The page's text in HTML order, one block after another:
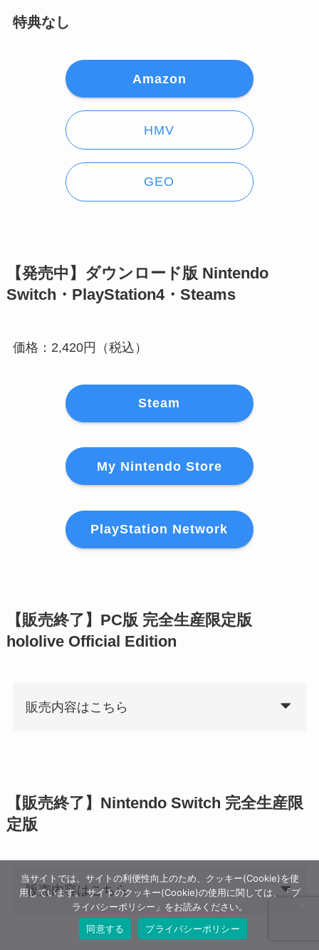
特典なし
Amazon
HMV
GEO
【発売中】ダウンロード版 Nintendo
Switch・PlayStation4・Steams
価格：2,420円（税込）
Steam
My Nintendo Store
PlayStation Network
【販売終了】PC版 完全生産限定版
hololive Official Edition
販売内容はこちら
【販売終了】Nintendo Switch 完全生産限
定版
販売内容はこちら
当サイトでは、サイトの利便性向上のため、クッキー(Cookie)を使
用しています。 サイトのクッキー(Cookie)の使用に関しては、「プ
ライバシーポリシー」をお読みください。
同意する
プライバシーポリシー